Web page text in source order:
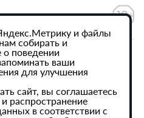
персональных данных
сайта активная
64» обязательна.
и файлы
собирать и
о поведении
ваши
для улучшения
сайт, вы соглашаетесь
распространение
в соответствии с